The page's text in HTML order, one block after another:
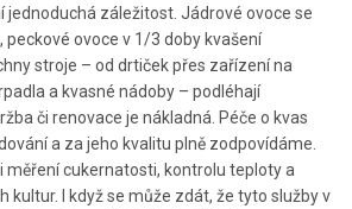
jednoduchá záležitost. Jádrové ovoce se
ovoce v 1/3 doby kvašení
stroje – od drtiček přes zařízení na
a kvasné nádoby – podléhají
či renovace je nákladná. Péče o kvas
a za jeho kvalitu plně zodpovídáme.
měření cukernatosti, kontrolu teploty a
kultur. I když se může zdát, že tyto služby v